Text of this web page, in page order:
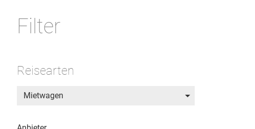
Filter
Reisearten
Mietwagen